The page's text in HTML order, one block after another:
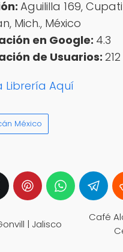
Aguililla 169,
Mich., México
en Google: 4.3
de Usuarios:212
Librería Aquí
México
| Jalisco
Café